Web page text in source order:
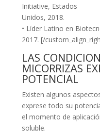
Initiative, Estados
Unidos, 2018.
• Líder Latino en
2017. [/
LAS
MICORRIZAS
POTENCIAL
Existen algunos
exprese todo su
el momento de
soluble.